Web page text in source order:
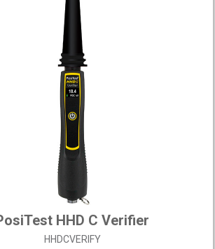
HHD C Verifier
HHDCVERIFY